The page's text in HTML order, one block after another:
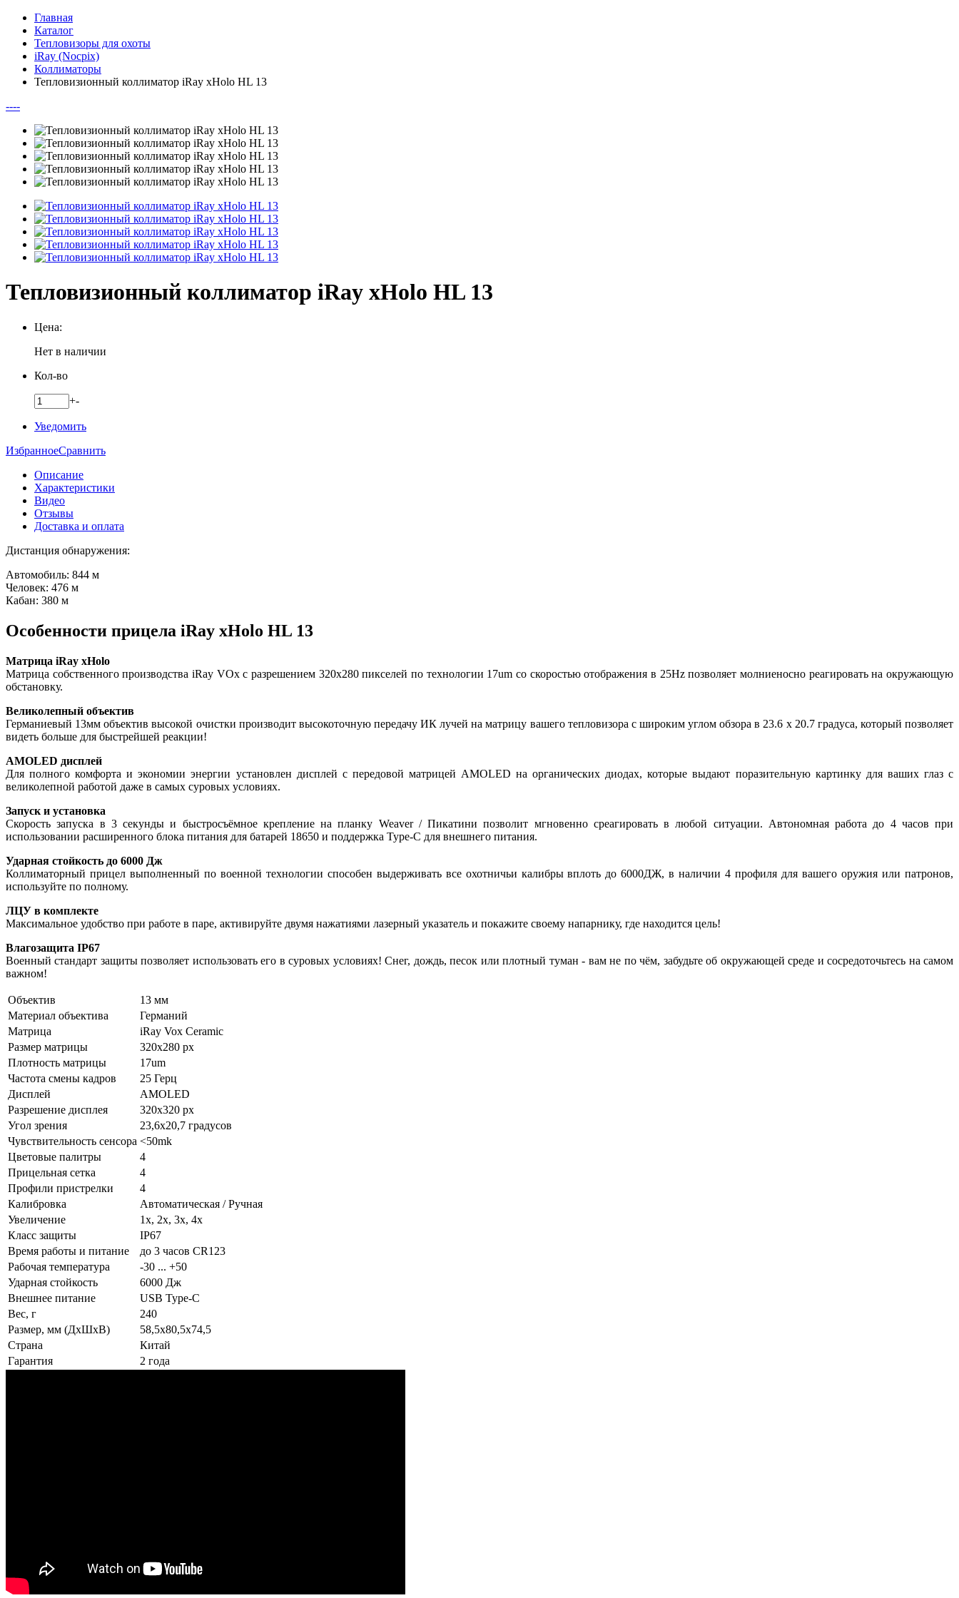
Главная
Каталог
Тепловизоры для охоты
iRay (Nocpix)
Коллиматоры
Тепловизионный коллиматор iRay xHolo HL 13
----
Тепловизионный коллиматор iRay xHolo HL 13
Цена:
Нет в наличии
Кол-во
+-
Уведомить
ИзбранноеСравнить
Описание
Характеристики
Видео
Отзывы
Доставка и оплата
Дистанция обнаружения:
Автомобиль: 844 м
Человек: 476 м
Кабан: 380 м
Особенности прицела iRay xHolo HL 13
Матрица iRay xHolo
Матрица собственного производства iRay VOx с разрешением 320x280 пикселей по технологии 17um со скоростью отображения в 25Hz позволяет молниеносно реагировать на окружающую
обстановку.
Великолепный объектив
Германиевый 13мм объектив высокой очистки производит высокоточную передачу ИК лучей на матрицу вашего тепловизора с широким углом обзора в 23.6 x 20.7 градуса, который позволяет
видеть больше для быстрейшей реакции!
AMOLED дисплей
Для полного комфорта и экономии энергии установлен дисплей с передовой матрицей AMOLED на органических диодах, которые выдают поразительную картинку для ваших глаз с
великолепной работой даже в самых суровых условиях.
Запуск и установка
Скорость запуска в 3 секунды и быстросъёмное крепление на планку Weaver / Пикатини позволит мгновенно среагировать в любой ситуации. Автономная работа до 4 часов при
использовании расширенного блока питания для батарей 18650 и поддержка Type-C для внешнего питания.
Ударная стойкость до 6000 Дж
Коллиматорный прицел выполненный по военной технологии способен выдерживать все охотничьи калибры вплоть до 6000ДЖ, в наличии 4 профиля для вашего оружия или патронов,
используйте по полному.
ЛЦУ в комплекте
Максимальное удобство при работе в паре, активируйте двумя нажатиями лазерный указатель и покажите своему напарнику, где находится цель!
Влагозащита IP67
Военный стандарт защиты позволяет использовать его в суровых условиях! Снег, дождь, песок или плотный туман - вам не по чём, забудьте об окружающей среде и сосредоточьтесь на самом
важном!
Объектив
13 мм
Материал объектива
Германий
Матрица
iRay Vox Ceramic
Размер матрицы
320x280 px
Плотность матрицы
17um
Частота смены кадров
25 Герц
Дисплей
AMOLED
Разрешение дисплея
320x320 px
Угол зрения
23,6x20,7 градусов
Чувствительность сенсора <50mk
Цветовые палитры
4
Прицельная сетка
4
Профили пристрелки
4
Калибровка
Автоматическая / Ручная
Увеличение
1x, 2x, 3x, 4x
Класс защиты
IP67
Время работы и питание
до 3 часов CR123
Рабочая температура
-30 ... +50
Ударная стойкость
6000 Дж
Внешнее питание
USB Type-C
Вес, г
240
Размер, мм (ДxШxВ)
58,5x80,5x74,5
Страна
Китай
Гарантия
2 года